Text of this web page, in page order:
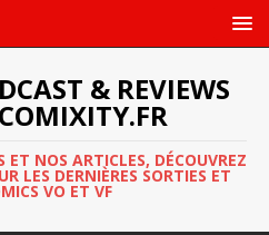
& REVIEWS
NOS ARTICLES, DÉCOUVREZ
LES DERNIÈRES SORTIES ET
VO ET VF